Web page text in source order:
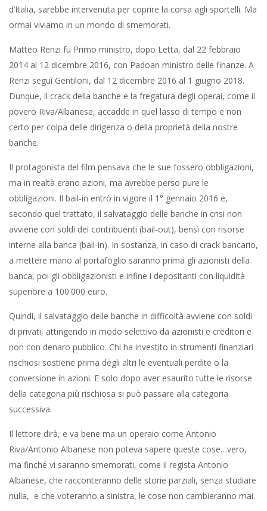
d’Italia, sarebbe intervenuta per coprire la corsa agli sportelli. Ma
ormai viviamo in un mondo di smemorati.
Matteo Renzi fu Primo ministro, dopo Letta, dal 22 febbraio
2014 al 12 dicembre 2016, con Padoan ministro delle finanze. A
Renzi seguì Gentiloni, dal 12 dicembre 2016 al 1 giugno 2018.
Dunque, il crack della banche e la fregatura degli operai, come il
povero Riva/Albanese, accadde in quel lasso di tempo e non
certo per colpa delle dirigenza o della proprietà della nostre
banche.
Il protagonista del film pensava che le sue fossero obbligazioni,
ma in realtà erano azioni, ma avrebbe perso pure le
obbligazioni. Il bail-in entrò in vigore il 1° gennaio 2016 e,
secondo quel trattato, il salvataggio delle banche in crisi non
avviene con soldi dei contribuenti (bail-out), bensì con risorse
interne alla banca (bail-in). In sostanza, in caso di crack bancario,
a mettere mano al portafoglio saranno prima gli azionisti della
banca, poi gli obbligazionisti e infine i depositanti con liquidità
superiore a 100.000 euro.
Quindi, il salvataggio delle banche in difficoltà avviene con soldi
di privati, attingendo in modo selettivo da azionisti e creditori e
non con denaro pubblico. Chi ha investito in strumenti finanziari
rischiosi sostiene prima degli altri le eventuali perdite o la
conversione in azioni. E solo dopo aver esaurito tutte le risorse
della categoria più rischiosa si può passare alla categoria
successiva.
Il lettore dirà, e va bene ma un operaio come Antonio
Riva/Antonio Albanese non poteva sapere queste cose…vero,
ma finché vi saranno smemorati, come il regista Antonio
Albanese, che racconteranno delle storie parziali, senza studiare
nulla, e che voteranno a sinistra, le cose non cambieranno mai.